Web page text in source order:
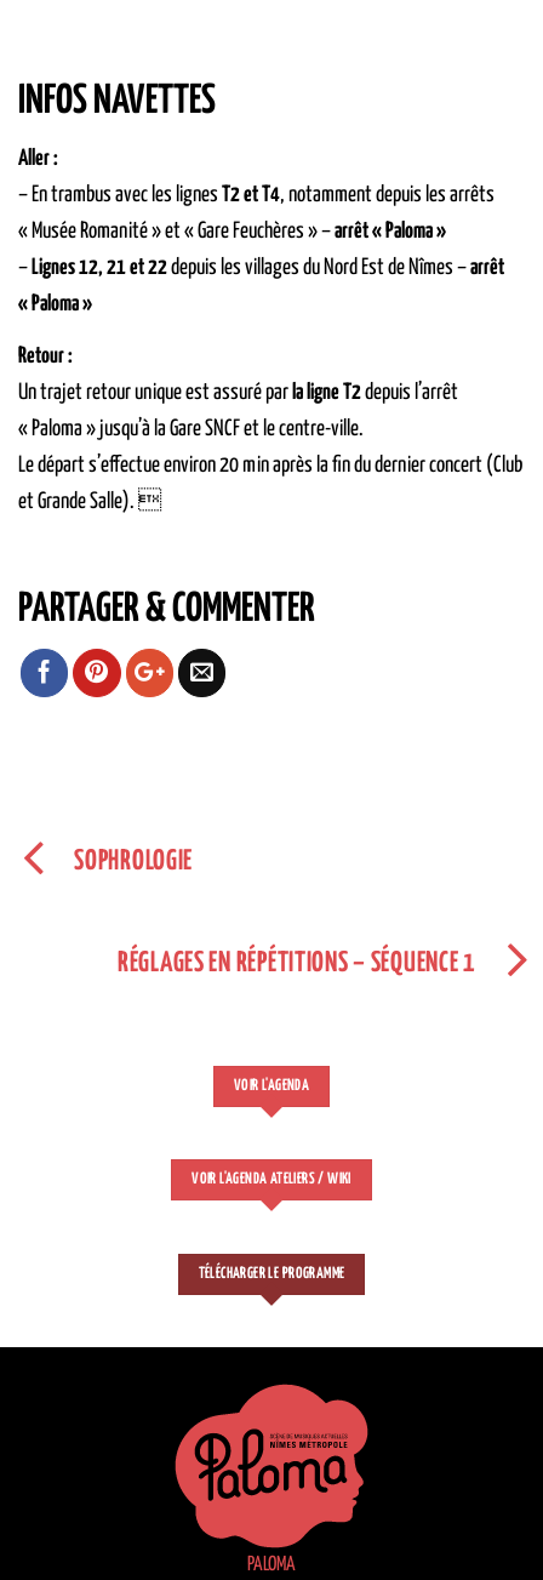
INFOS NAVETTES
Aller :
– En trambus avec les lignes T2 et T4, notamment depuis les arrêts
« Musée Romanité » et « Gare Feuchères » –arrêt « Paloma »
– Lignes 12, 21 et 22depuis les villages du Nord Est de Nîmes –arrêt
« Paloma »
Retour :
Un trajet retour unique est assuré par la ligne T2depuis l’arrêt
« Paloma » jusqu’à la Gare SNCF et le centre-ville.
Le départ s’effectue environ 20 min après la fin du dernier concert (Club
et Grande Salle). 
PARTAGER & COMMENTER
SOPHROLOGIE
RÉGLAGES EN RÉPÉTITIONS – SÉQUENCE 1
VOIR L'AGENDA
VOIR L'AGENDA ATELIERS / WIKI
TÉLÉCHARGER LE PROGRAMME
PALOMA